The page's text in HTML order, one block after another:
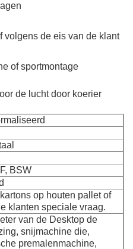
volgens de eis van de klant
of sportmontage
de lucht door koerier
BSW
op houten pallet of
klanten speciale vraag.
van de Desktop de
snijmachine die,
premalenmachine,